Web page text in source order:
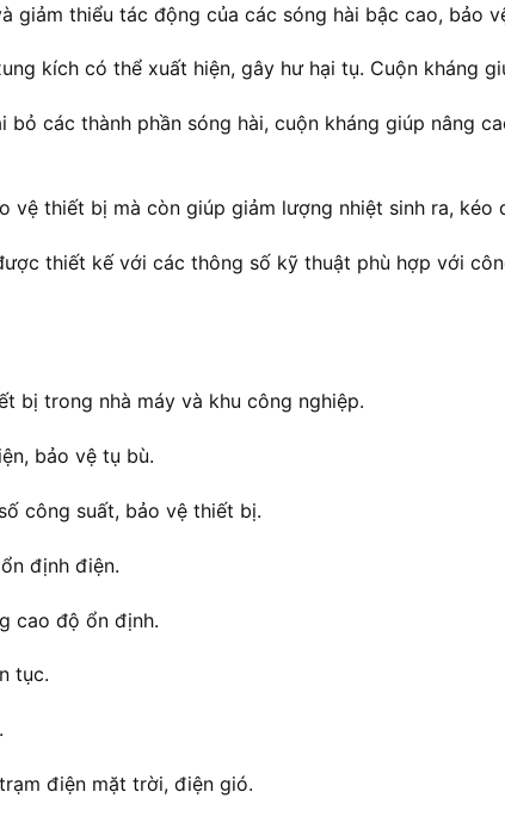
giảm thiểu tác động của các sóng hài bậc cao, bảo
kích có thể xuất hiện, gây hư hại tụ. Cuộn kháng
bỏ các thành phần sóng hài, cuộn kháng giúp nâng
vệ thiết bị mà còn giúp giảm lượng nhiệt sinh ra,
thiết kế với các thông số kỹ thuật phù hợp với
bị trong nhà máy và khu công nghiệp.
bảo vệ tụ bù.
công suất, bảo vệ thiết bị.
định điện.
cao độ ổn định.
tục.
điện mặt trời, điện gió.